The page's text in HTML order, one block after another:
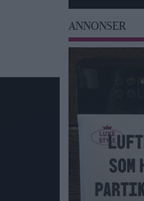
ANNONSER